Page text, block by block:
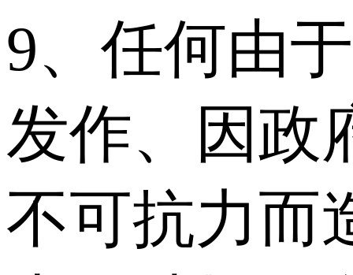
9、任何由
发作、因政
不可抗力而